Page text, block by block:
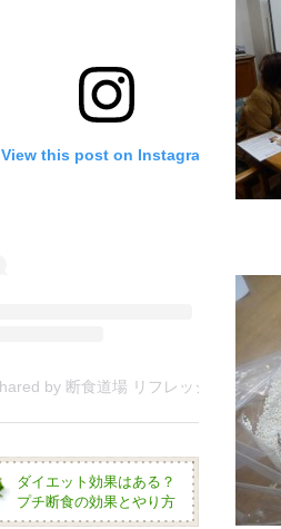
View this post on Instagram
A post shared by 断食道場 リフレッシュの森 (@danjiki_refresh_saitama)
ダイエット効果はある？
プチ断食の効果とやり方